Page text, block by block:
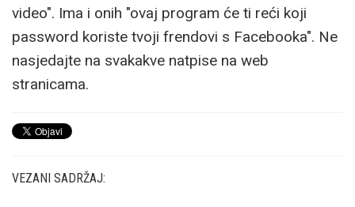
video". Ima i onih "ovaj program će ti reći koji
password koriste tvoji frendovi s Facebooka". Ne
nasjedajte na svakakve natpise na web
stranicama.
VEZANI SADRŽAJ: